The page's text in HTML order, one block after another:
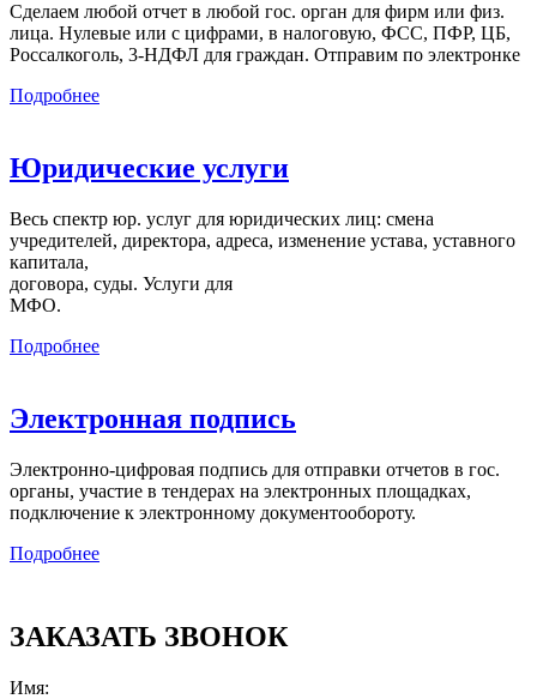
Сделаем любой отчет в любой гос. орган для фирм или физ.
лица. Нулевые или с цифрами, в налоговую, ФСС, ПФР, ЦБ,
Россалкоголь, 3-НДФЛ для граждан. Отправим по электронке
Подробнее
Юридические услуги
Весь спектр юр. услуг для юридических лиц: смена
учредителей, директора, адреса, изменение устава, уставного
капитала,
договора, суды. Услуги для
МФО.
Подробнее
Электронная подпись
Электронно-цифровая подпись для отправки отчетов в гос.
органы, участие в тендерах на электронных площадках,
подключение к электронному документообороту.
Подробнее
ЗАКАЗАТЬ ЗВОНОК
Имя: